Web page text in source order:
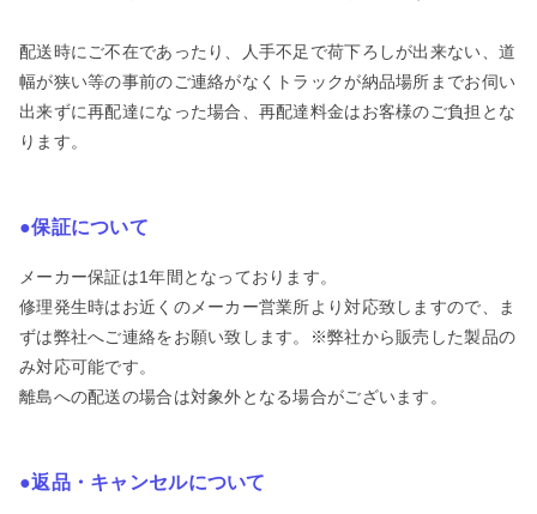
配送時にご不在であったり、人手不足で荷下ろしが出来ない、道
幅が狭い等の事前のご連絡がなくトラックが納品場所までお伺い
出来ずに再配達になった場合、再配達料金はお客様のご負担とな
ります。
●保証について
メーカー保証は1年間となっております。
修理発生時はお近くのメーカー営業所より対応致しますので、ま
ずは弊社へご連絡をお願い致します。※弊社から販売した製品の
み対応可能です。
離島への配送の場合は対象外となる場合がございます。
●返品・キャンセルについて